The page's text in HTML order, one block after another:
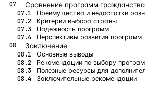
Сравнение программ
Преимущества и недостатки
Критерии выбора страны
Надежность программ
Перспективы развития программ
Заключение
Основные выводы
Рекомендации по выбору
Полезные ресурсы для
Заключительные рекомендации